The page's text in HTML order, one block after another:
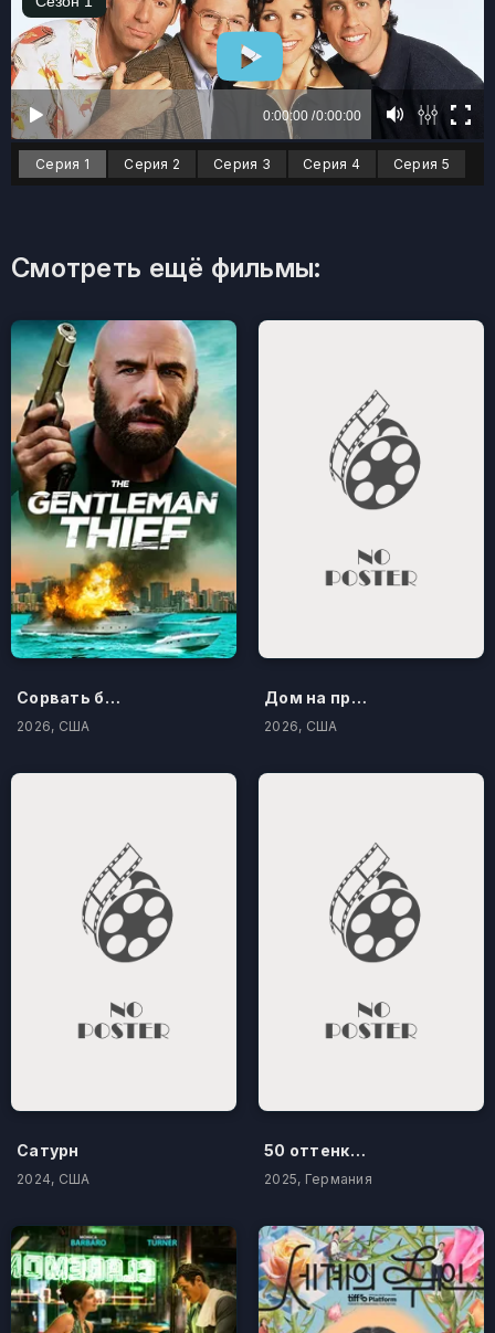
Серия 1 Серия 2 Серия 3 Серия 4 Серия 5
Смотреть ещё фильмы:
Сорвать банк 3: Вор-джентльмен
2026, США
Дом на проклятом холме
2026, США
Сатурн
2024, США
50 оттенков бестселлера
2025, Германия